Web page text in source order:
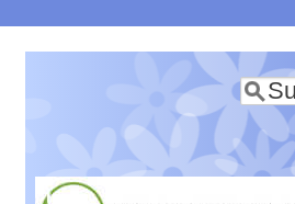
zum
Inhalt
Suche